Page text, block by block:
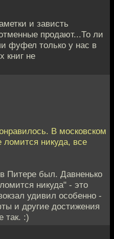
и зависть
продают...То ли
фуфел только у нас в
книг не
В московском
никуда, все
Питере был. Давненько
никуда" - это
удивил особенно -
и другие достижения
так. :)